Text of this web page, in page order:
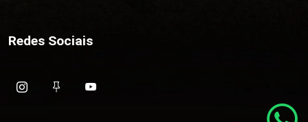
Redes Sociais